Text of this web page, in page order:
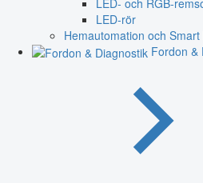
LED-rör
Hemautomation och
Fordon &